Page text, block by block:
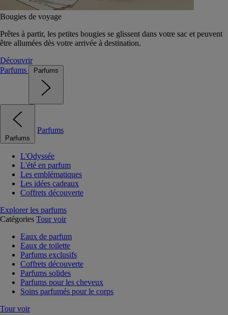
Bougies de voyage
Prêtes à partir, les petites bougies se glissent dans votre sac et peuvent
être allumées dès votre arrivée à destination.
Découvrir
Parfums
Parfums
Parfums
Parfums
L'Odyssée
L'été en parfum
Les emblématiques
Les idées cadeaux
Coffrets découverte
Explorer les parfums
Catégories Tour voir
Eaux de parfum
Eaux de toilette
Parfums exclusifs
Coffrets découverte
Parfums solides
Parfums pour les cheveux
Soins parfumés pour le corps
Tour voir